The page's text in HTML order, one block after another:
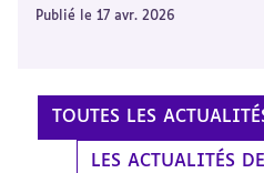
Publié le 17 avr. 2026
TOUTES LES
LES ACTUALITÉS